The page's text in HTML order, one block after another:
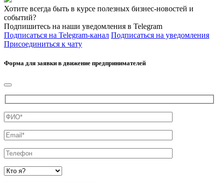
Хотите всегда быть в курсе полезных бизнес-новостей и
событий?
Подпишитесь на наши уведомления в Telegram
Подписаться на Telegram-канал Подписаться на уведомления
Присоединиться к чату
Форма для заявки в движение предпринимателей